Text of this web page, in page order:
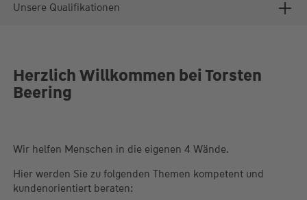
Unsere Qualifikationen
Herzlich Willkommen bei Torsten
Beering
Wir helfen Menschen in die eigenen 4 Wände.
Hier werden Sie zu folgenden Themen kompetent und
kundenorientiert beraten: